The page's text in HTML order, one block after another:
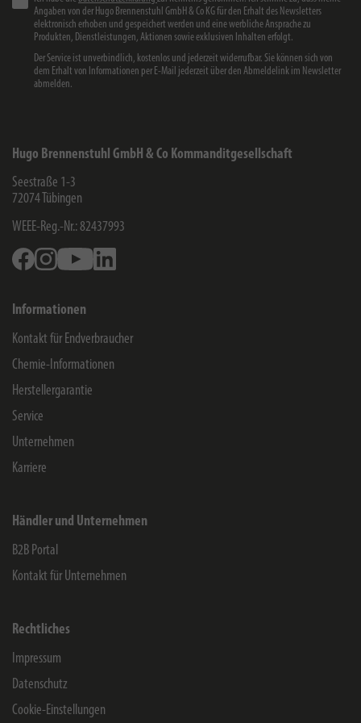
Angaben von der Hugo Brennenstuhl GmbH & Co KG für den Erhalt des Newsletters
elektronisch erhoben und gespeichert werden und eine werbliche Ansprache zu
Produkten, Dienstleistungen, Aktionen sowie exklusiven Inhalten erfolgt.
Der Service ist unverbindlich, kostenlos und jederzeit widerrufbar. Sie können sich von
dem Erhalt von Informationen per E-Mail jederzeit über den Abmeldelink im Newsletter
abmelden.
Hugo Brennenstuhl GmbH & Co Kommanditgesellschaft
Seestraße 1-3
72074 Tübingen
WEEE-Reg.-Nr.: 82437993
FacebookInstagramYoutube
Informationen
Kontakt für Endverbraucher
Chemie-Informationen
Herstellergarantie
Service
Unternehmen
Karriere
Händler und Unternehmen
B2B Portal
Kontakt für Unternehmen
Rechtliches
Impressum
Datenschutz
Cookie-Einstellungen